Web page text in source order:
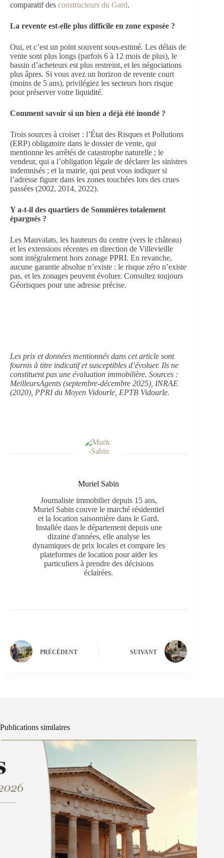
comparatif des constructeurs du Gard.
La revente est-elle plus difficile en zone exposée ?
Oui, et c’est un point souvent sous-estimé. Les délais de
vente sont plus longs (parfois 6 à 12 mois de plus), le
bassin d’acheteurs est plus restreint, et les négociations
plus âpres. Si vous avez un horizon de revente court
(moins de 5 ans), privilégiez les secteurs hors risque
pour préserver votre liquidité.
Comment savoir si un bien a déjà été inondé ?
Trois sources à croiser : l’État des Risques et Pollutions
(ERP) obligatoire dans le dossier de vente, qui
mentionne les arrêtés de catastrophe naturelle ; le
vendeur, qui a l’obligation légale de déclarer les sinistres
indemnisés ; et la mairie, qui peut vous indiquer si
l’adresse figure dans les zones touchées lors des crues
passées (2002, 2014, 2022).
Y a-t-il des quartiers de Sommières totalement
épargnés ?
Les Mauvalats, les hauteurs du centre (vers le château)
et les extensions récentes en direction de Villevieille
sont intégralement hors zonage PPRI. En revanche,
aucune garantie absolue n’existe : le risque zéro n’existe
pas, et les zonages peuvent évoluer. Consultez toujours
Géorisques pour une adresse précise.
Les prix et données mentionnés dans cet article sont
fournis à titre indicatif et susceptibles d’évoluer. Ils ne
constituent pas une évaluation immobilière. Sources :
MeilleursAgents (septembre-décembre 2025), INRAE
(2020), PPRI du Moyen Vidourle, EPTB Vidourle.
Muriel Sabin
Journaliste immobilier depuis 15 ans,
Muriel Sabin couvre le marché résidentiel
et la location saisonnière dans le Gard.
Installée dans le département depuis une
dizaine d'années, elle analyse les
dynamiques de prix locales et compare les
plateformes de location pour aider les
particuliers à prendre des décisions
éclairées.
PRÉCÉDENT SUIVANT
Publications similaires